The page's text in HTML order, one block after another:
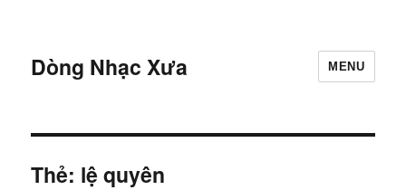
Dòng Nhạc Xưa MENU
Thẻ: lệ quyên